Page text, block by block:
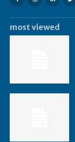
most viewed